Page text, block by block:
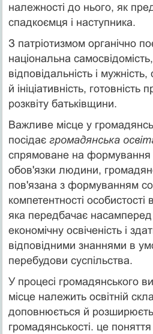
належності до нього, як
спадкоємця і наступника.
З патріотизмом органічно
національна
відповідальність і мужність,
й ініціативність,
розквіту батьківщини.
Важливе місце у
посідає громадянська
спрямоване на формування
обов'язки людини,
пов'язана з формуванням
компетентності особистості
яка передбачає насамперед
економічну освіченість і
відповідними знаннями в
перебудови суспільства.
У процесі громадянського
місце належить освітній
доповнюється й
громадянськості. це